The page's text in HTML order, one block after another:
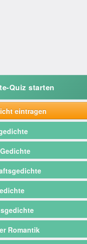
Quiz starten
eintragen
Romantik